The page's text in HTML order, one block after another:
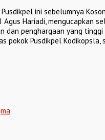
ini sebelumnya
Agus Hariadi,
dan penghargaan yang
pokok Pusdikpel